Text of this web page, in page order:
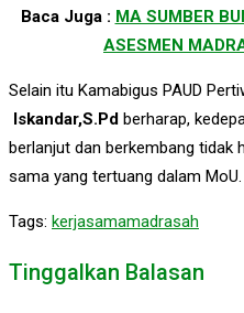
Baca Juga : MA SUMBER
ASESMEN
Selain itu Kamabigus PAUD
Iskandar,S.Pd berharap,
berlanjut dan berkembang tidak
sama yang tertuang dalam
Tags: kerjasamamadrasah
Tinggalkan Balasan